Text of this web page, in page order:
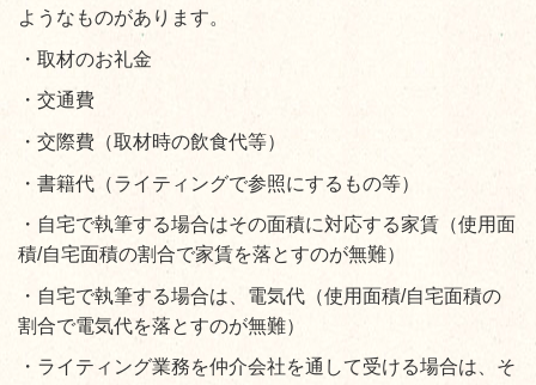
ようなものがあります。
・取材のお礼金
・交通費
・交際費（取材時の飲食代等）
・書籍代（ライティングで参照にするもの等）
・自宅で執筆する場合はその面積に対応する家賃 （使用面
積/自宅面積の割合で家賃を落とすのが無難）
・自宅で執筆する場合は、電気代（使用面積/自宅面積の
割合で電気代を落とすのが無難）
・ライティング業務を仲介会社を通して受ける場合は、そ